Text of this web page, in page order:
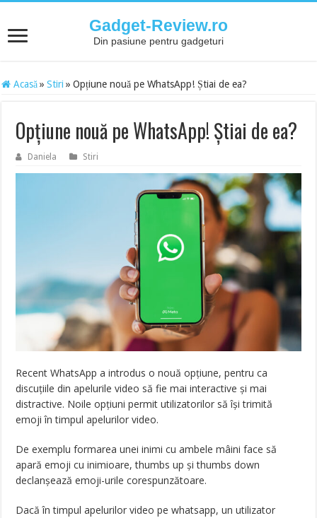
Gadget-Review.ro
Din pasiune pentru gadgeturi
Acasă » Stiri » Opțiune nouă pe WhatsApp! Știai de ea?
Opțiune nouă pe WhatsApp! Știai de ea?
Daniela Stiri
Recent WhatsApp a introdus o nouă opțiune, pentru ca
discuțiile din apelurile video să fie mai interactive și mai
distractive. Noile opțiuni permit utilizatorilor să își trimită
emoji în timpul apelurilor video.
De exemplu formarea unei inimi cu ambele mâini face să
apară emoji cu inimioare, thumbs up și thumbs down
declanșează emoji-urile corespunzătoare.
Dacă în timpul apelurilor video pe whatsapp, un utilizator